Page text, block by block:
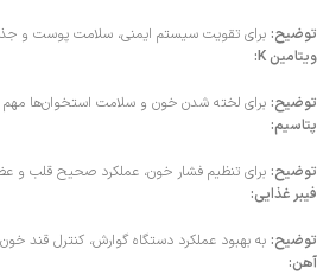
توضیح: برای تقویت سیستم ایمنی، سلامت پوست و
ویتامین K:
توضیح: برای لخته شدن خون و سلامت استخوان‌ها
پتاسیم:
توضیح: برای تنظیم فشار خون، عملکرد صحیح قلب و
فیبر غذایی:
توضیح: به بهبود عملکرد دستگاه گوارش، کنترل قند
آهن: